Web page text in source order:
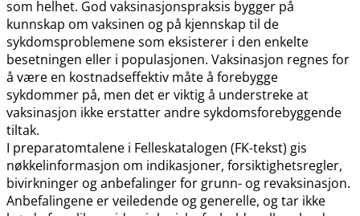
som helhet. God vaksinasjonspraksis bygger på
kunnskap om vaksinen og på kjennskap til de
sykdomsproblemene som eksisterer i den enkelte
besetningen eller i populasjonen. Vaksinasjon regnes for
å være en kostnadseffektiv måte å forebygge
sykdommer på, men det er viktig å understreke at
vaksinasjon ikke erstatter andre sykdomsforebyggende
tiltak.
I preparatomtalene i Felleskatalogen (FK-tekst) gis
nøkkelinformasjon om indikasjoner, forsiktighetsregler,
bivirkninger og anbefalinger for grunn- og revaksinasjon.
Anbefalingene er veiledende og generelle, og tar ikke